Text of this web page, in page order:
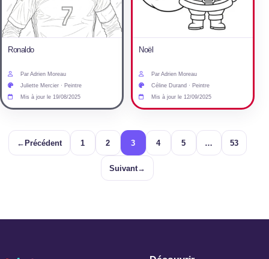
Ronaldo
Par Adrien Moreau
Juliette Mercier · Peintre
Mis à jour le 19/08/2025
Noël
Par Adrien Moreau
Céline Durand · Peintre
Mis à jour le 12/09/2025
←Précédent 1 2 3 4 5 … 53
Suivant→